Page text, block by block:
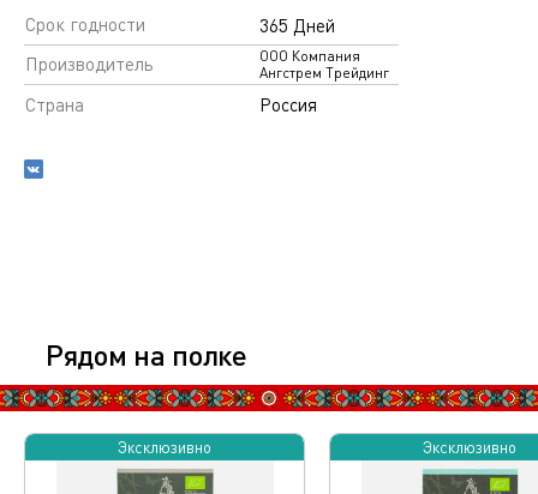
Срок годности
365 Дней
Производитель
ООО Компания
Ангстрем Трейдинг
Страна Россия
Рядом на полке
Эксклюзивно Эксклюзивно